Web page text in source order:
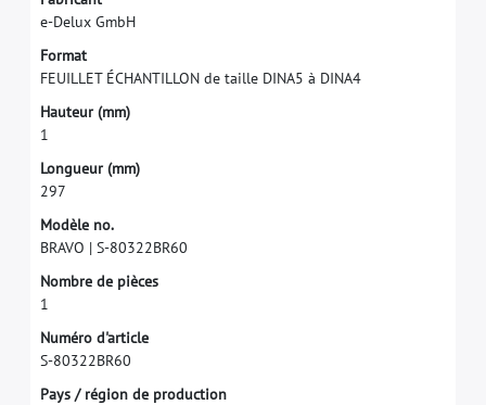
e-Delux GmbH
Format
FEUILLET ÉCHANTILLON de taille DINA5 à DINA4
Hauteur (mm)
1
Longueur (mm)
297
Modèle no.
BRAVO | S-80322BR60
Nombre de pièces
1
Numéro d'article
S-80322BR60
Pays / région de production